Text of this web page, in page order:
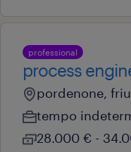
professional
process
pordenone,
tempo
28.000 € -